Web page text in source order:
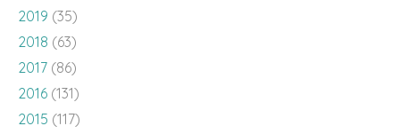
2019 (35)
2018 (63)
2017 (86)
2016 (131)
2015 (117)